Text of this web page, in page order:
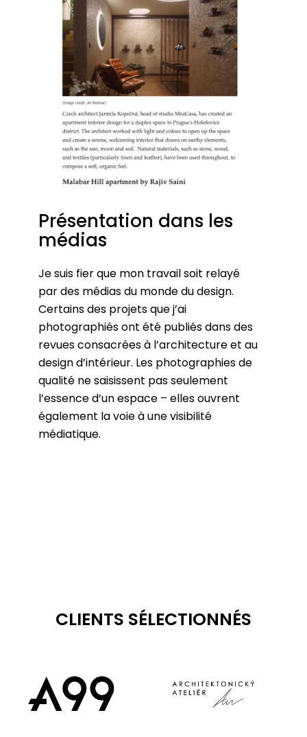
Présentation dans les
médias
Je suis fier que mon travail soit relayé
par des médias du monde du design.
Certains des projets que j’ai
photographiés ont été publiés dans des
revues consacrées à l’architecture et au
design d’intérieur. Les photographies de
qualité ne saisissent pas seulement
l’essence d’un espace – elles ouvrent
également la voie à une visibilité
médiatique.
CLIENTS SÉLECTIONNÉS